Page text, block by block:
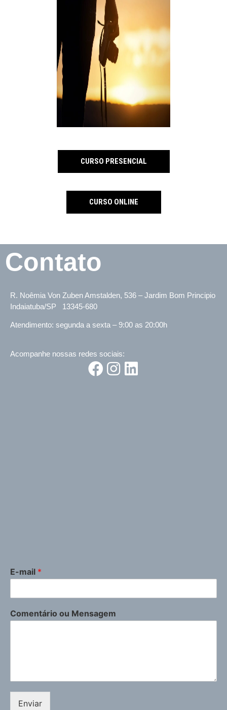
CURSO PRESENCIAL
CURSO ONLINE
Contato
R. Noêmia Von Zuben Amstalden, 536 – Jardim Bom Principio
Indaiatuba/SP 13345-680
Atendimento: segunda a sexta – 9:00 as 20:00h
Acompanhe nossas redes sociais:
E-mail *
Comentário ou Mensagem
Enviar